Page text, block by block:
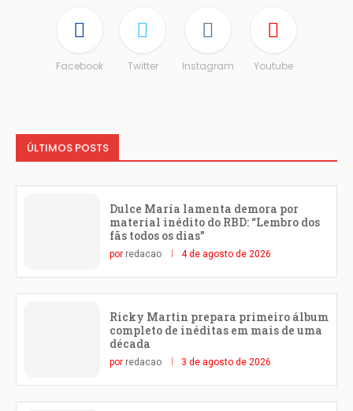
Facebook Twitter Instagram Youtube
ÚLTIMOS POSTS
Dulce María lamenta demora por
material inédito do RBD: “Lembro dos
fãs todos os dias”
por redacao 4 de agosto de 2026
Ricky Martin prepara primeiro álbum
completo de inéditas em mais de uma
década
por redacao 3 de agosto de 2026